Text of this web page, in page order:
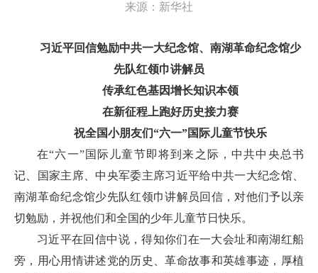
来源： 新华社
习近平回信勉励中共一大纪念馆、南湖革命纪念馆少
先队红领巾讲解员
传承红色基因增长知识本领
在新征程上跑好历史接力赛
祝全国小朋友们“六一”国际儿童节快乐
在“六一”国际儿童节即将到来之际，中共中央总书
记、国家主席、中央军委主席习近平给中共一大纪念馆、
南湖革命纪念馆少先队红领巾讲解员回信，对他们予以亲
切勉励，并祝他们和全国的少年儿童节日快乐。
习近平在回信中说，得知你们在一大会址和南湖红船
旁，用心用情讲述党的历史、革命故事和英雄事迹，厚植